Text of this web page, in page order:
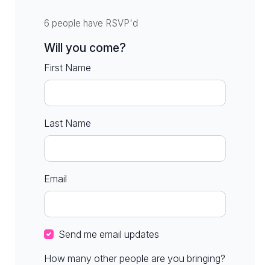
6 people have RSVP'd
Will you come?
First Name
Last Name
Email
Send me email updates
How many other people are you bringing?